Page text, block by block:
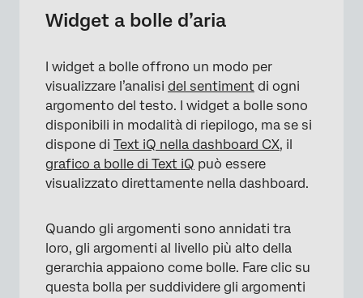
Widget a bolle d’aria
I widget a bolle offrono un modo per
visualizzare l’analisi del sentiment di ogni
argomento del testo. I widget a bolle sono
disponibili in modalità di riepilogo, ma se si
dispone di Text iQ nella dashboard CX, il
grafico a bolle di Text iQ può essere
visualizzato direttamente nella dashboard.
Quando gli argomenti sono annidati tra
loro, gli argomenti al livello più alto della
gerarchia appaiono come bolle. Fare clic su
questa bolla per suddividere gli argomenti